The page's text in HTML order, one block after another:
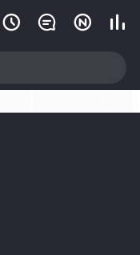
   